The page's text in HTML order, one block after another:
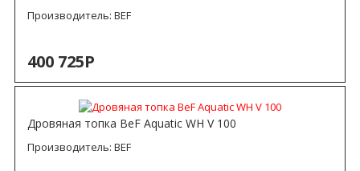
Производитель: BEF
400 725Р
Дровяная топка BeF Aquatic WH V 100
Производитель: BEF